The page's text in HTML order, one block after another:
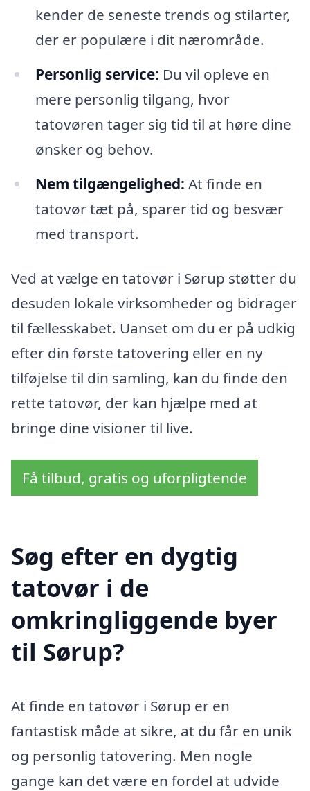
kender de seneste trends og stilarter,
der er populære i dit nærområde.
Personlig service: Du vil opleve en
mere personlig tilgang, hvor
tatovøren tager sig tid til at høre dine
ønsker og behov.
Nem tilgængelighed: At finde en
tatovør tæt på, sparer tid og besvær
med transport.
Ved at vælge en tatovør i Sørup støtter du
desuden lokale virksomheder og bidrager
til fællesskabet. Uanset om du er på udkig
efter din første tatovering eller en ny
tilføjelse til din samling, kan du finde den
rette tatovør, der kan hjælpe med at
bringe dine visioner til live.
Få tilbud, gratis og uforpligtende
Søg efter en dygtig
tatovør i de
omkringliggende byer
til Sørup?
At finde en tatovør i Sørup er en
fantastisk måde at sikre, at du får en unik
og personlig tatovering. Men nogle
gange kan det være en fordel at udvide